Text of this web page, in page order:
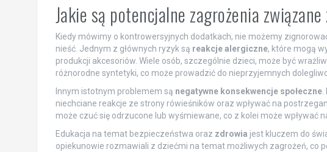
Jakie są potencjalne zagrożenia
Kiedy mówimy o kontrowersyjnych dodatkach, nie możemy
nieść. Jednym z głównych ryzyk są reakcje alergiczne, które mogą
produkcji akcesoriów. Wiele osób, szczególnie dzieci, może być
różnorodne syntetyki, co może prowadzić do nieprzyjemnych
Innym istotnym problemem są negatywne konsekwencje społeczne.
niechciane reakcje ze strony rówieśników oraz wpływać na
może czuć się odrzucone lub wyśmiewane, co z kolei może wpływać
Edukacja na temat bezpieczeństwa oraz zdrowia jest kluczem do
opiekunowie rozmawiali z dziećmi na temat możliwych zagrożeń, co